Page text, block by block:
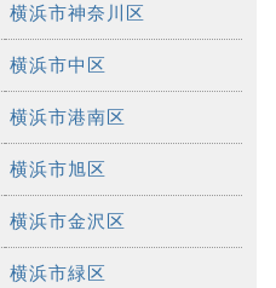
横浜市神奈川区
横浜市中区
横浜市港南区
横浜市旭区
横浜市金沢区
横浜市緑区